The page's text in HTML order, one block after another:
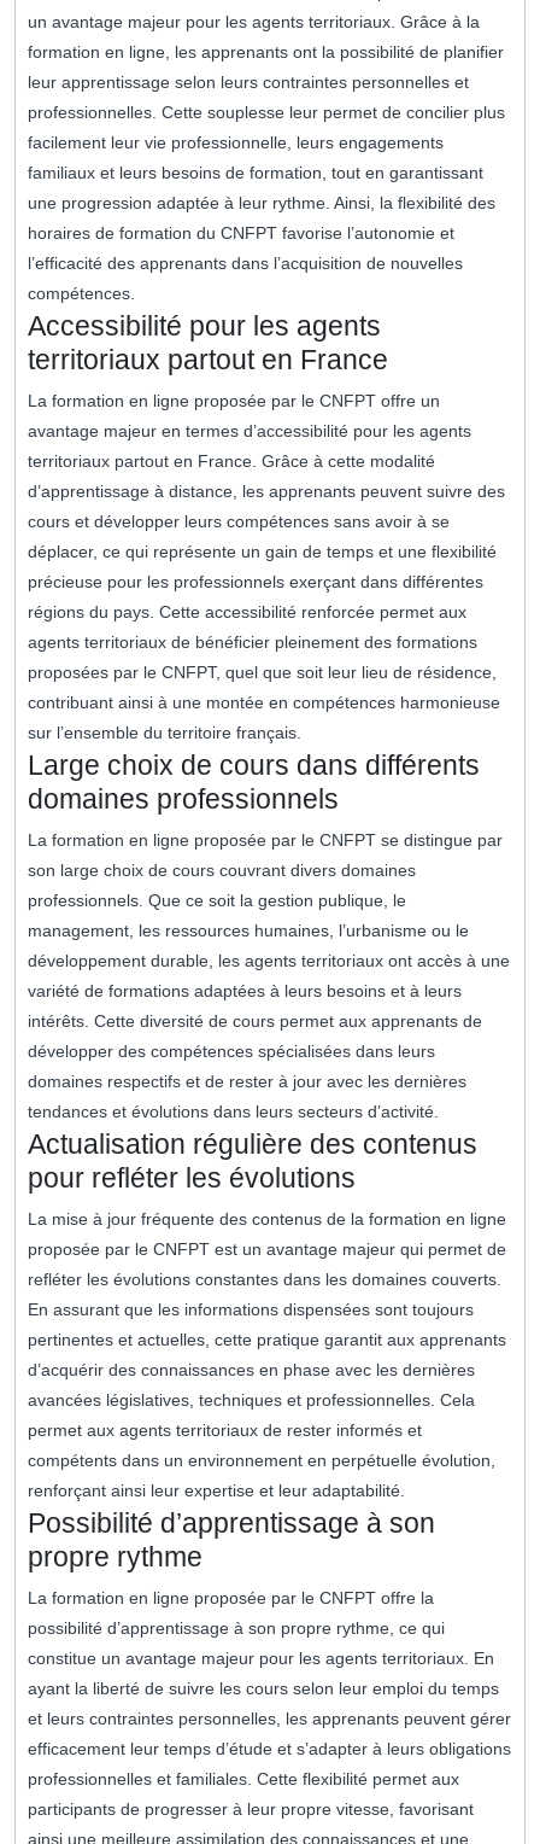
un avantage majeur pour les agents territoriaux. Grâce à la
formation en ligne, les apprenants ont la possibilité de planifier
leur apprentissage selon leurs contraintes personnelles et
professionnelles. Cette souplesse leur permet de concilier plus
facilement leur vie professionnelle, leurs engagements
familiaux et leurs besoins de formation, tout en garantissant
une progression adaptée à leur rythme. Ainsi, la flexibilité des
horaires de formation du CNFPT favorise l’autonomie et
l’efficacité des apprenants dans l’acquisition de nouvelles
compétences.
Accessibilité pour les agents
territoriaux partout en France
La formation en ligne proposée par le CNFPT offre un
avantage majeur en termes d’accessibilité pour les agents
territoriaux partout en France. Grâce à cette modalité
d’apprentissage à distance, les apprenants peuvent suivre des
cours et développer leurs compétences sans avoir à se
déplacer, ce qui représente un gain de temps et une flexibilité
précieuse pour les professionnels exerçant dans différentes
régions du pays. Cette accessibilité renforcée permet aux
agents territoriaux de bénéficier pleinement des formations
proposées par le CNFPT, quel que soit leur lieu de résidence,
contribuant ainsi à une montée en compétences harmonieuse
sur l’ensemble du territoire français.
Large choix de cours dans différents
domaines professionnels
La formation en ligne proposée par le CNFPT se distingue par
son large choix de cours couvrant divers domaines
professionnels. Que ce soit la gestion publique, le
management, les ressources humaines, l’urbanisme ou le
développement durable, les agents territoriaux ont accès à une
variété de formations adaptées à leurs besoins et à leurs
intérêts. Cette diversité de cours permet aux apprenants de
développer des compétences spécialisées dans leurs
domaines respectifs et de rester à jour avec les dernières
tendances et évolutions dans leurs secteurs d’activité.
Actualisation régulière des contenus
pour refléter les évolutions
La mise à jour fréquente des contenus de la formation en ligne
proposée par le CNFPT est un avantage majeur qui permet de
refléter les évolutions constantes dans les domaines couverts.
En assurant que les informations dispensées sont toujours
pertinentes et actuelles, cette pratique garantit aux apprenants
d’acquérir des connaissances en phase avec les dernières
avancées législatives, techniques et professionnelles. Cela
permet aux agents territoriaux de rester informés et
compétents dans un environnement en perpétuelle évolution,
renforçant ainsi leur expertise et leur adaptabilité.
Possibilité d’apprentissage à son
propre rythme
La formation en ligne proposée par le CNFPT offre la
possibilité d’apprentissage à son propre rythme, ce qui
constitue un avantage majeur pour les agents territoriaux. En
ayant la liberté de suivre les cours selon leur emploi du temps
et leurs contraintes personnelles, les apprenants peuvent gérer
efficacement leur temps d’étude et s’adapter à leurs obligations
professionnelles et familiales. Cette flexibilité permet aux
participants de progresser à leur propre vitesse, favorisant
ainsi une meilleure assimilation des connaissances et une